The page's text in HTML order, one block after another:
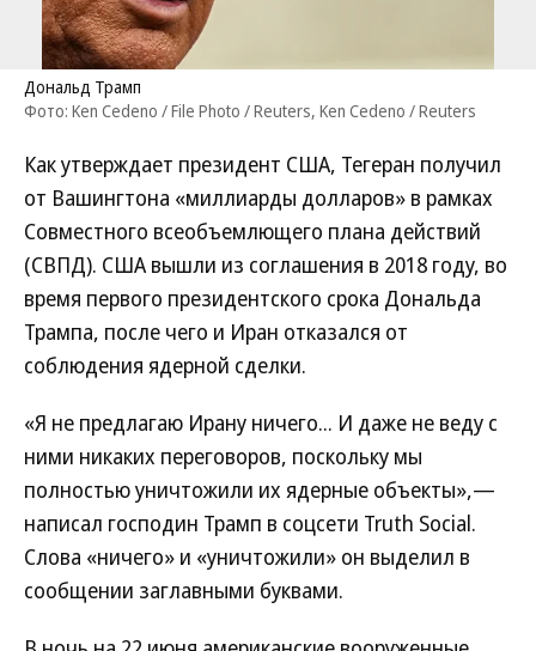
Дональд Трамп
Фото: Ken Cedeno / File Photo / Reuters, Ken Cedeno / Reuters
Как утверждает президент США, Тегеран получил
от Вашингтона «миллиарды долларов» в рамках
Совместного всеобъемлющего плана действий
(СВПД). США вышли из соглашения в 2018 году, во
время первого президентского срока Дональда
Трампа, после чего и Иран отказался от
соблюдения ядерной сделки.
«Я не предлагаю Ирану ничего... И даже не веду с
ними никаких переговоров, поскольку мы
полностью уничтожили их ядерные объекты»,—
написал господин Трамп в соцсети Truth Social.
Слова «ничего» и «уничтожили» он выделил в
сообщении заглавными буквами.